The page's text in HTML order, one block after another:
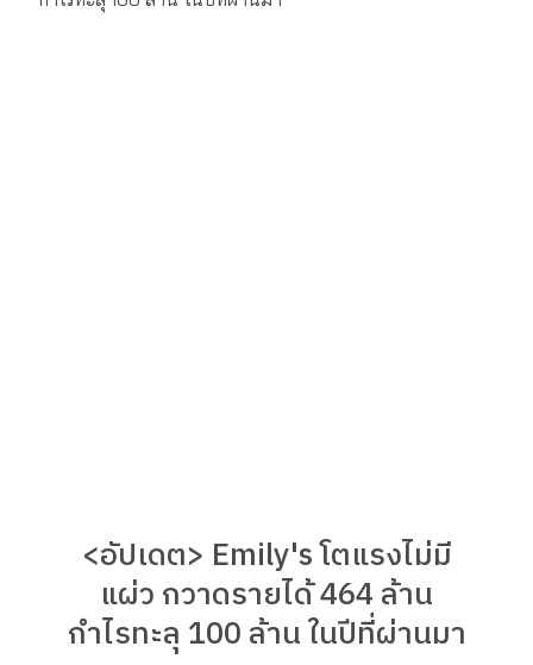
<อัปเดต> Emily's โตแรงไม่มี
แผ่ว กวาดรายได้ 464 ล้าน
กำไรทะลุ 100 ล้าน ในปีที่ผ่านมา